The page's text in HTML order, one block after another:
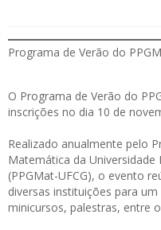
Programa de Verão do
O Programa de Verão do
inscrições no dia 10 de
Realizado anualmente pelo
Matemática da Universidade
(PPGMat-UFCG), o evento
diversas instituições para
minicursos, palestras, entre